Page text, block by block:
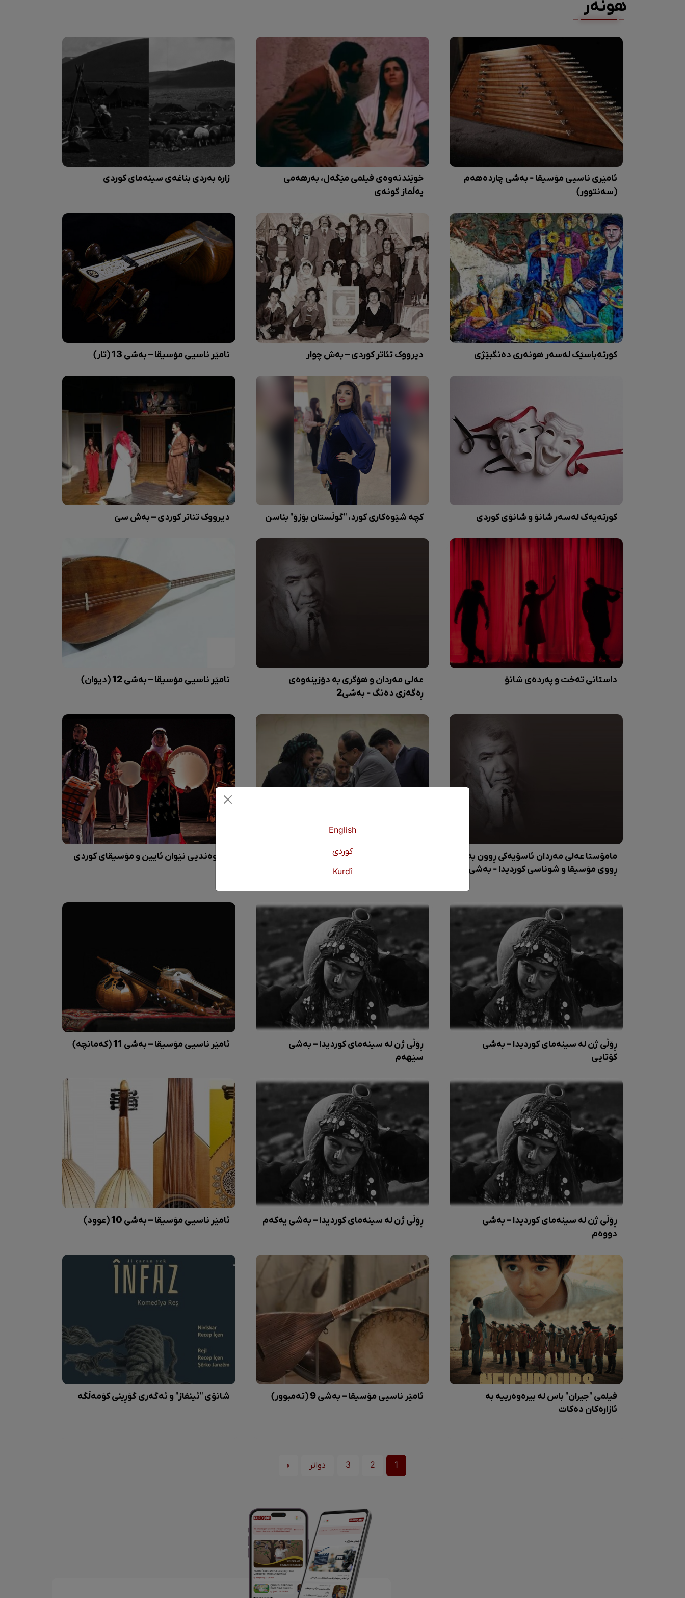
هونەر
ئامێری ناسیی مۆسیقا - بەشی چاردەهەم
(سەنتوور)
خوێندنەوەی فیلمی مێگەل، بەرهەمی
یەڵماز گونەی
زاره بەردی بناغەی سینەمای کوردی
کورتەباسێک لەسەر هونەری دەنگبێژی دیرووک تئاتر کوردی – بەش چوار ئامێر ناسیی مۆسیقا – بەشی 13 (تار)
کورتەیەک لەسەر شانۆ و شانۆی کوردی کچە شێوەکاری کورد، "گوڵستان بۆزۆ" بناسن دیرووک تئاتر کوردی – بەش سێ
داستانی تەخت و پەردەی شانۆ
عەلی مەردان و هۆگری بە دۆزینەوەی
ڕەگەزی دەنگ - بەشی2
ئامێر ناسیی مۆسیقا – بەشی 12 (دیوان)
مامۆستا عەلی مەردان ئاسۆیەکی ڕوون بە
ڕووی مۆسیقا و شوناسی کوردیدا - بەشی ١
خەڵاتی ساڵانەی "سەید محەممەدی
پەیوەندیی نێوان ئایین و مۆسیقای کوردی
ڕۆڵی ژن لە سینەمای کوردیدا – بەشی
کۆتایی
ڕۆڵی ژن لە سینەمای کوردیدا – بەشی
سێهەم
ئامێر ناسیی مۆسیقا – بەشی 11 (کەمانچە)
ڕۆڵی ژن لە سینەمای کوردیدا – بەشی
دووەم
ڕۆڵی ژن لە سینەمای کوردیدا – بەشی یەکەم ئامێر ناسیی مۆسیقا – بەشی 10 (عوود)
فیلمی "جیران" باس لە بیرەوەرییە بە
ئازارەکان دەکات
ئامێر ناسیی مۆسیقا – بەشی 9 (تەمبوور) شانۆی "ئینفاز" و ئەگەری گۆڕینی کۆمەڵگە
1
2
3 دواتر »
English
كوردی
Kurdî